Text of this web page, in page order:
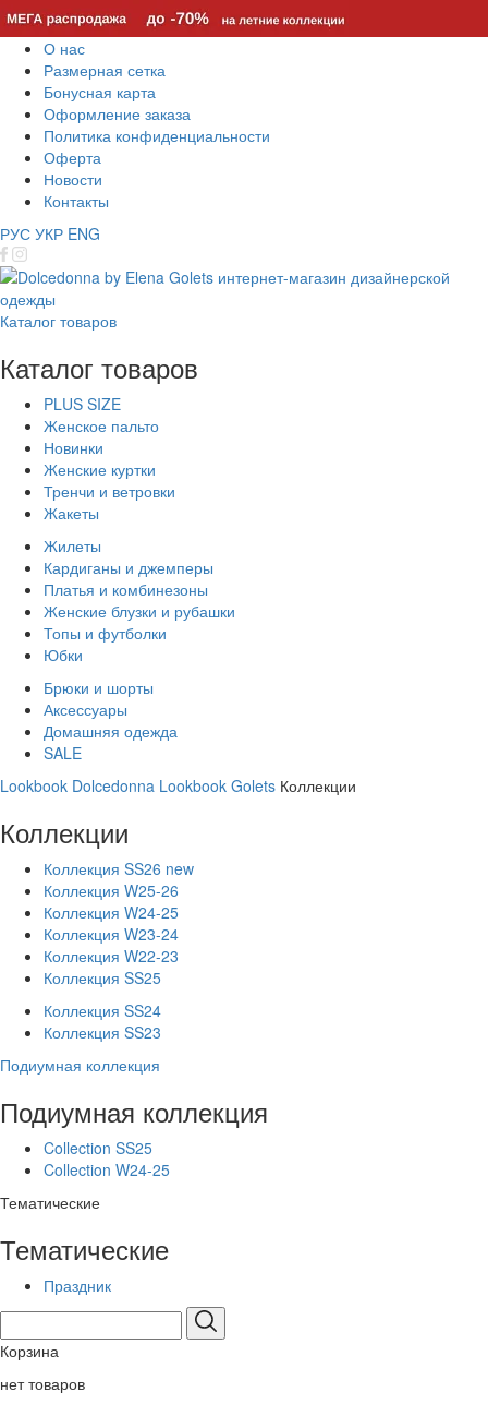
О нас
Размерная сетка
Бонусная карта
Оформление заказа
Политика конфиденциальности
Оферта
Новости
Контакты
РУС УКР ENG
Каталог товаров
Каталог товаров
PLUS SIZE
Женское пальто
Новинки
Женские куртки
Тренчи и ветровки
Жакеты
Жилеты
Кардиганы и джемперы
Платья и комбинезоны
Женские блузки и рубашки
Топы и футболки
Юбки
Брюки и шорты
Аксессуары
Домашняя одежда
SALE
Lookbook Dolcedonna Lookbook Golets Коллекции
Коллекции
Коллекция SS26 new
Коллекция W25-26
Коллекция W24-25
Коллекция W23-24
Коллекция W22-23
Коллекция SS25
Коллекция SS24
Коллекция SS23
Подиумная коллекция
Подиумная коллекция
Collection SS25
Collection W24-25
Тематические
Тематические
Праздник
Корзина
нет товаров